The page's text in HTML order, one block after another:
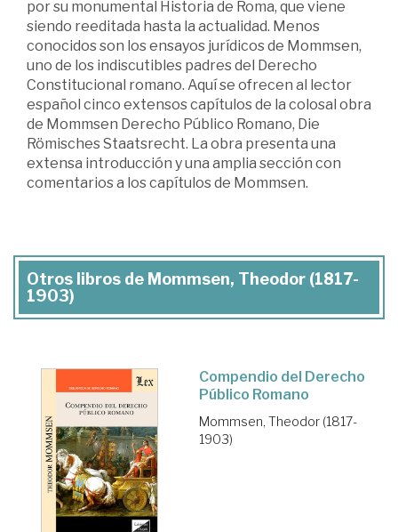
por su monumental Historia de Roma, que viene
siendo reeditada hasta la actualidad. Menos
conocidos son los ensayos jurídicos de Mommsen,
uno de los indiscutibles padres del Derecho
Constitucional romano. Aquí se ofrecen al lector
español cinco extensos capítulos de la colosal obra
de Mommsen Derecho Público Romano, Die
Römisches Staatsrecht. La obra presenta una
extensa introducción y una amplia sección con
comentarios a los capítulos de Mommsen.
Otros libros de Mommsen, Theodor (1817-
1903)
Compendio del Derecho
Público Romano
Mommsen, Theodor (1817-
1903)